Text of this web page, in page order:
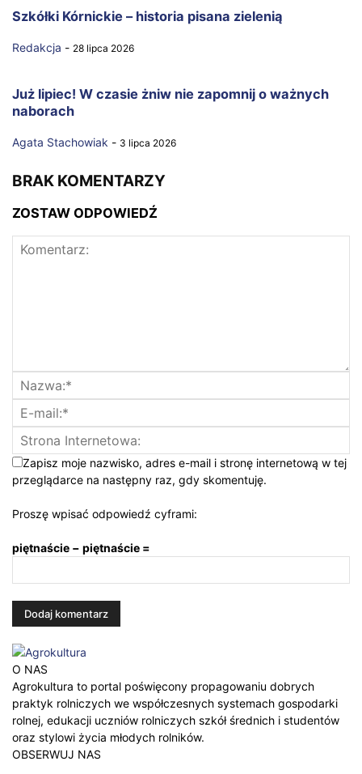
Szkółki Kórnickie – historia pisana zielenią
Redakcja - 28 lipca 2026
Już lipiec! W czasie żniw nie zapomnij o ważnych
naborach
Agata Stachowiak - 3 lipca 2026
BRAK KOMENTARZY
ZOSTAW ODPOWIEDŹ
Zapisz moje nazwisko, adres e-mail i stronę internetową w tej
przeglądarce na następny raz, gdy skomentuję.
Proszę wpisać odpowiedź cyframi:
piętnaście − piętnaście =
O NAS
Agrokultura to portal poświęcony propagowaniu dobrych
praktyk rolniczych we współczesnych systemach gospodarki
rolnej, edukacji uczniów rolniczych szkół średnich i studentów
oraz stylowi życia młodych rolników.
OBSERWUJ NAS